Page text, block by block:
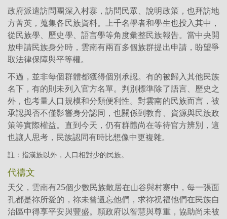
政府派遣訪問團深入村寨，訪問民眾、說明政策，也拜訪地
方菁英，蒐集各民族資料。上千名學者和學生也投入其中，
從民族學、歷史學、語言學等角度彙整民族報告。當中央開
放申請民族身分時，雲南有兩百多個族群提出申請，盼望爭
取法律保障與平等權。
不過，並非每個群體都獲得個別承認。有的被歸入其他民族
名下，有的則未列入官方名單。判別標準除了語言、歷史之
外，也考量人口規模和分類便利性。對雲南的民族而言，被
承認與否不僅影響身分認同，也關係到教育、資源與民族政
策等實際權益。直到今天，仍有群體尚在等待官方辨別，這
也讓人思考，民族認同有時比想像中更複雜。
註：指漢族以外，人口相對少的民族。
代禱文
天父，雲南有25個少數民族散居在山谷與村寨中，每一張面
孔都是祢所愛的，祢未曾遺忘他們，求祢祝福他們在民族自
治區中得享平安與豐盛。願政府以智慧與尊重，協助尚未被